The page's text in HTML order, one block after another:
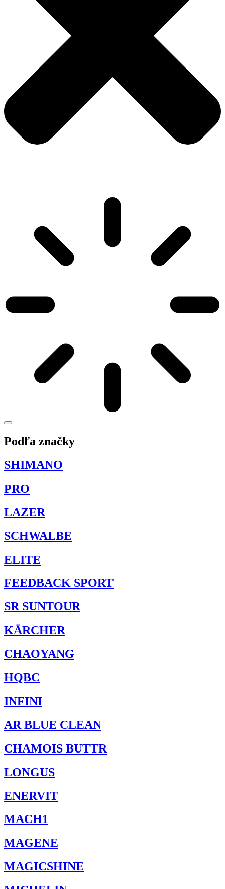
Podľa značky
SHIMANO
PRO
LAZER
SCHWALBE
ELITE
FEEDBACK SPORT
SR SUNTOUR
KÄRCHER
CHAOYANG
HQBC
INFINI
AR BLUE CLEAN
CHAMOIS BUTTR
LONGUS
ENERVIT
MACH1
MAGENE
MAGICSHINE